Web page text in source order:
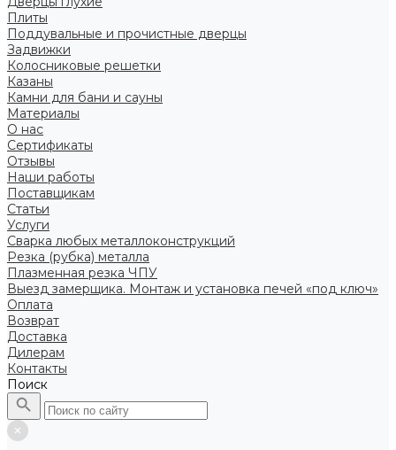
Плиты
Поддувальные и прочистные дверцы
Задвижки
Колосниковые решетки
Казаны
Камни для бани и сауны
Материалы
О нас
Сертификаты
Отзывы
Наши работы
Поставщикам
Статьи
Услуги
Сварка любых металлоконструкций
Резка (рубка) металла
Плазменная резка ЧПУ
Выезд замерщика. Монтаж и установка печей «под ключ»
Оплата
Возврат
Доставка
Дилерам
Контакты
Поиск